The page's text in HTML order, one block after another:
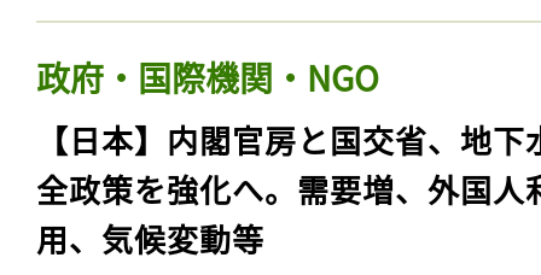
政府・国際機関・NGO
【日本】内閣官房と国交省、地下
全政策を強化へ。需要増、外国人
用、気候変動等